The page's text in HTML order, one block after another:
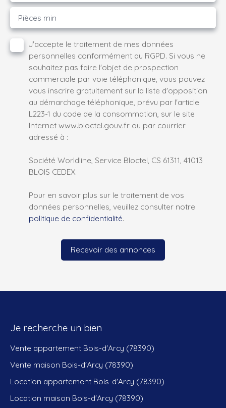
Pièces min
J'accepte le traitement de mes données
personnelles conformément au RGPD. Si vous ne
souhaitez pas faire l'objet de prospection
commerciale par voie téléphonique, vous pouvez
vous inscrire gratuitement sur la liste d'opposition
au démarchage téléphonique, prévu par l'article
L223-1 du code de la consommation, sur le site
Internet www.bloctel.gouv.fr ou par courrier
adressé à :
Société Worldline, Service Bloctel, CS 61311, 41013
BLOIS CEDEX.
Pour en savoir plus sur le traitement de vos
données personnelles, veuillez consulter notre
politique de confidentialité.
Recevoir des annonces
Je recherche un bien
Vente appartement Bois-d'Arcy (78390)
Vente maison Bois-d'Arcy (78390)
Location appartement Bois-d'Arcy (78390)
Location maison Bois-d'Arcy (78390)